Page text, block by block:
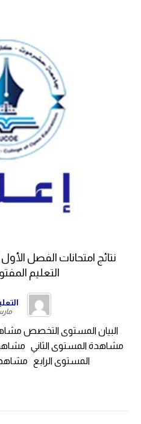
التعليم
مارس
البيان المستوى التخصص
مشاهدة المستوى الثاني
المستوى الرابع